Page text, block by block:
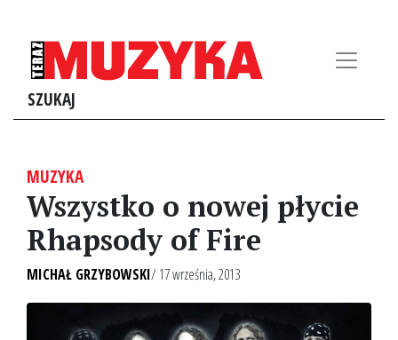
SZUKAJ
MUZYKA
Wszystko o nowej płycie
Rhapsody of Fire
MICHAŁ GRZYBOWSKI/ 17 września, 2013